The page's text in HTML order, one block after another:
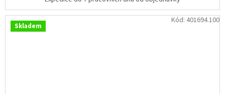
Skladem
Kód: 401694.100